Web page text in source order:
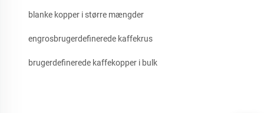
blanke kopper i større mængder
engrosbrugerdefinerede kaffekrus
brugerdefinerede kaffekopper i bulk